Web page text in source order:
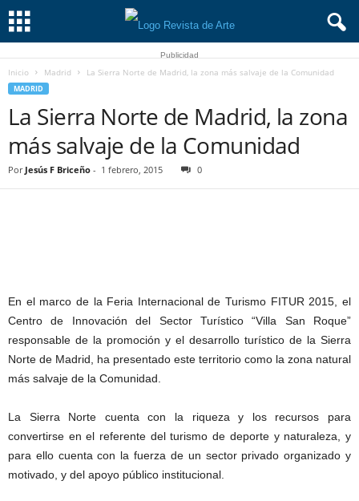
Publicidad
Inicio Madrid La Sierra Norte de Madrid, la zona más salvaje de la Comunidad
MADRID
La Sierra Norte de Madrid, la zona
más salvaje de la Comunidad
Por Jesús F Briceño - 1 febrero, 2015 0
En el marco de la Feria Internacional de Turismo FITUR 2015, el
Centro de Innovación del Sector Turístico “Villa San Roque”
responsable de la promoción y el desarrollo turístico de la Sierra
Norte de Madrid, ha presentado este territorio como la zona natural
más salvaje de la Comunidad.
La Sierra Norte cuenta con la riqueza y los recursos para
convertirse en el referente del turismo de deporte y naturaleza, y
para ello cuenta con la fuerza de un sector privado organizado y
motivado, y del apoyo público institucional.